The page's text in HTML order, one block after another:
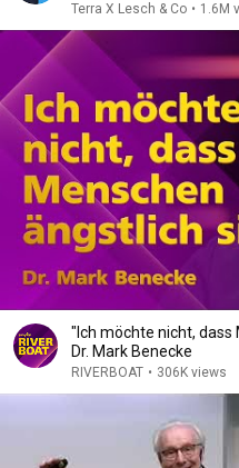
Terra X Lesch & Co • 1.6M
"Ich möchte nicht, dass
Dr. Mark Benecke
RIVERBOAT • 306K views